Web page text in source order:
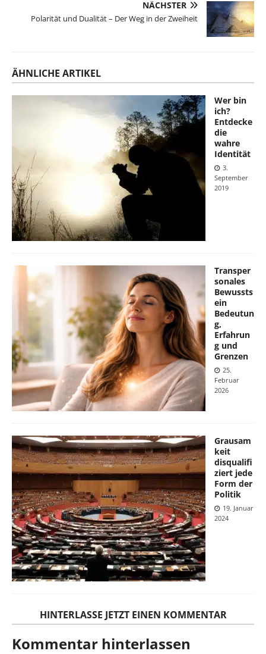
NÄCHSTER
Polarität und Dualität – Der Weg in der Zweiheit
ÄHNLICHE ARTIKEL
Wer bin
ich?
Entdecke
die
wahre
Identität
3.
September
2019
Transper
sonales
Bewussts
ein
Bedeutun
g,
Erfahrun
g und
Grenzen
25.
Februar
2026
Grausam
keit
disqualifi
ziert jede
Form der
Politik
19. Januar
2024
HINTERLASSE JETZT EINEN KOMMENTAR
Kommentar hinterlassen